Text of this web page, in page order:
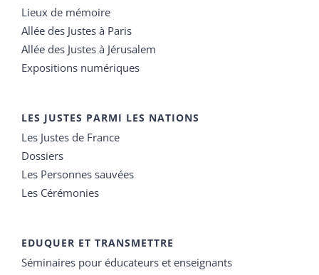
Lieux de mémoire
Allée des Justes à Paris
Allée des Justes à Jérusalem
Expositions numériques
LES JUSTES PARMI LES NATIONS
Les Justes de France
Dossiers
Les Personnes sauvées
Les Cérémonies
EDUQUER ET TRANSMETTRE
Séminaires pour éducateurs et enseignants